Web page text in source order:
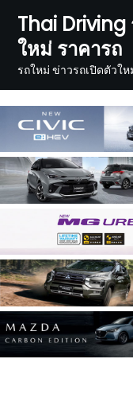
content
Thai Driving
ใหม่ ราคารถ
รถใหม่ ข่าวรถเปิดตัวใ